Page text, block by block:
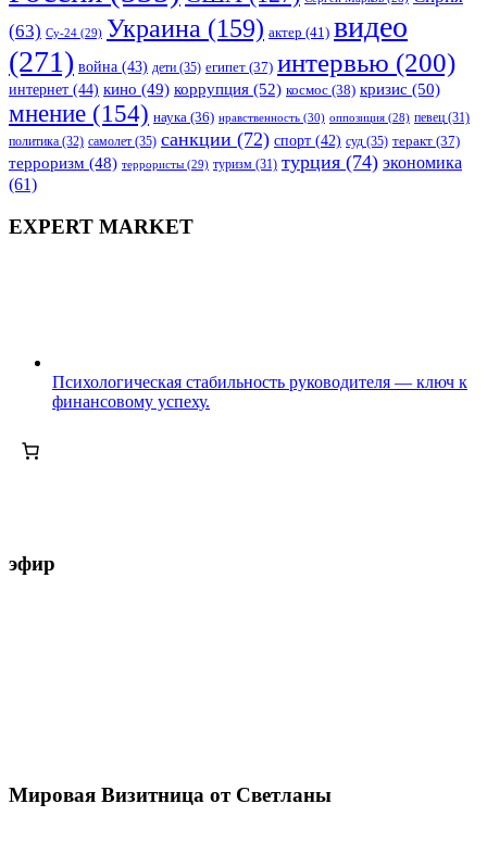
(63) Су-24 (29) Украина (159) актер (41) видео
(271) война (43) дети (35) египет (37) интервью (200)
интернет (44) кино (49) коррупция (52) космос (38) кризис (50)
мнение (154) наука (36) нравственность (30) оппозиция (28) певец (31)
политика (32) самолет (35) санкции (72) спорт (42) суд (35) теракт (37)
терроризм (48) террористы (29) туризм (31) турция (74) экономика
(61)
EXPERT MARKET
Психологическая стабильность руководителя — ключ к
финансовому успеху.
эфир
Мировая Визитница от Светланы